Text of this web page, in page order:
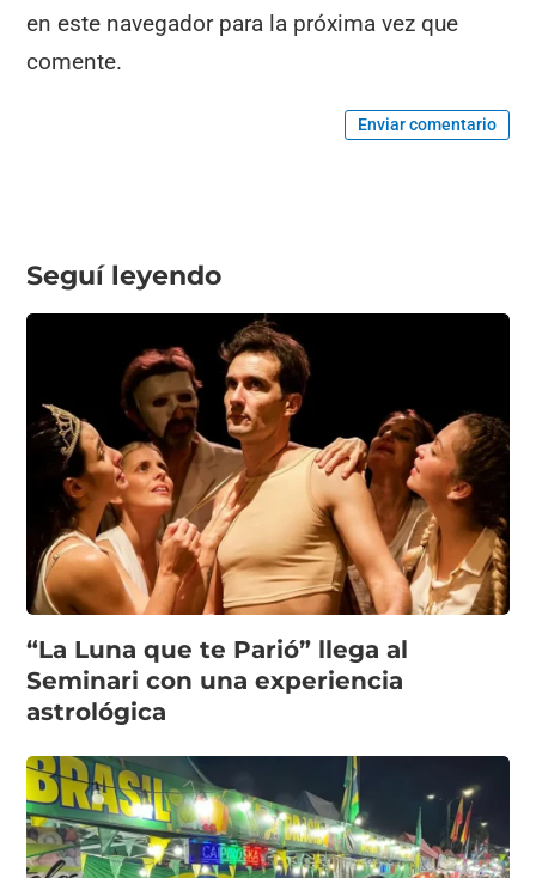
en este navegador para la próxima vez que
comente.
Enviar comentario
Seguí leyendo
“La Luna que te Parió” llega al
Seminari con una experiencia
astrológica